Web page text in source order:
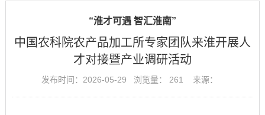
“淮才可遇 智汇淮南”
中国农科院农产品加工所专家团队来淮开展人
才对接暨产业调研活动
发布时间：2026-05-29 浏览量： 261 来源：